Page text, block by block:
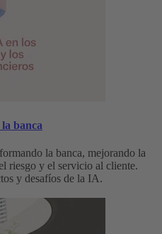
banca
la banca, mejorando la
riesgo y el servicio al cliente.
y desafíos de la IA.